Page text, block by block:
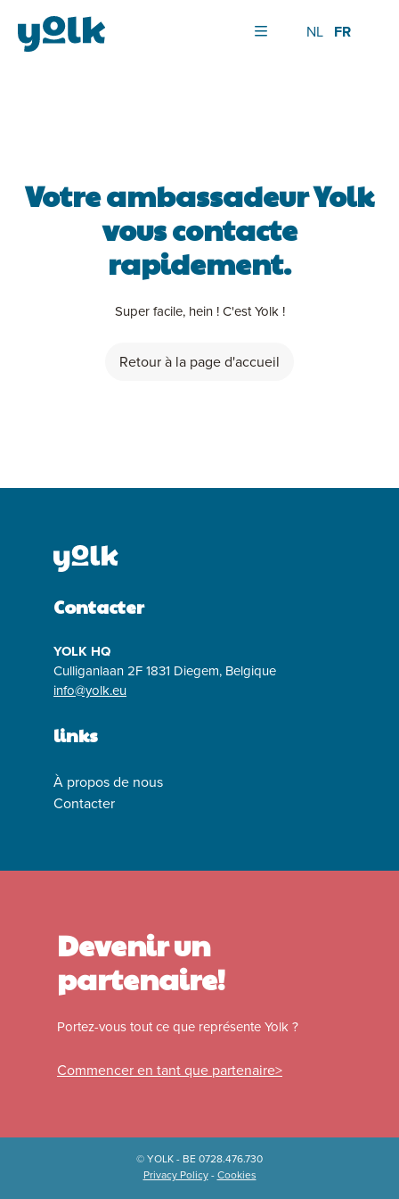
NL FR
Votre ambassadeur Yolk
vous contacte
rapidement.
Super facile, hein ! C'est Yolk !
Retour à la page d'accueil
Contacter
YOLK HQ
Culliganlaan 2F 1831 Diegem, Belgique
info@yolk.eu
links
À propos de nous
Contacter
Devenir un
partenaire!
Portez-vous tout ce que représente Yolk ?
Commencer en tant que partenaire
© YOLK - BE 0728.476.730
Privacy Policy-Cookies